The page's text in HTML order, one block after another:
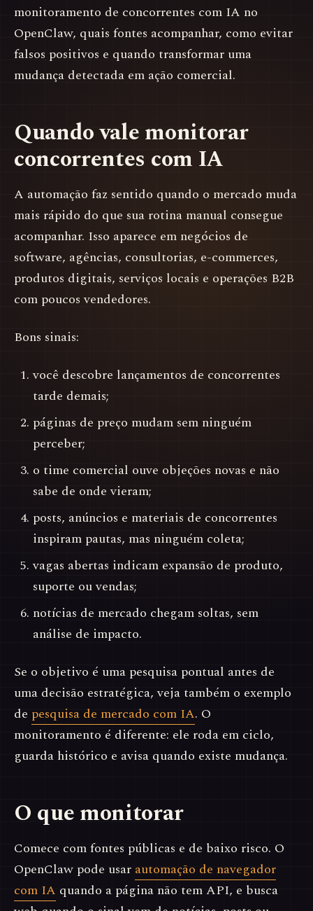
monitoramento de concorrentes com IA no
OpenClaw, quais fontes acompanhar, como evitar
falsos positivos e quando transformar uma
mudança detectada em ação comercial.
Quando vale monitorar
concorrentes com IA
A automação faz sentido quando o mercado muda
mais rápido do que sua rotina manual consegue
acompanhar. Isso aparece em negócios de
software, agências, consultorias, e-commerces,
produtos digitais, serviços locais e operações B2B
com poucos vendedores.
Bons sinais:
você descobre lançamentos de concorrentes
tarde demais;
páginas de preço mudam sem ninguém
perceber;
o time comercial ouve objeções novas e não
sabe de onde vieram;
posts, anúncios e materiais de concorrentes
inspiram pautas, mas ninguém coleta;
vagas abertas indicam expansão de produto,
suporte ou vendas;
notícias de mercado chegam soltas, sem
análise de impacto.
Se o objetivo é uma pesquisa pontual antes de
uma decisão estratégica, veja também o exemplo
de pesquisa de mercado com IA. O
monitoramento é diferente: ele roda em ciclo,
guarda histórico e avisa quando existe mudança.
O que monitorar
Comece com fontes públicas e de baixo risco. O
OpenClaw pode usar automação de navegador
com IA quando a página não tem API, e busca